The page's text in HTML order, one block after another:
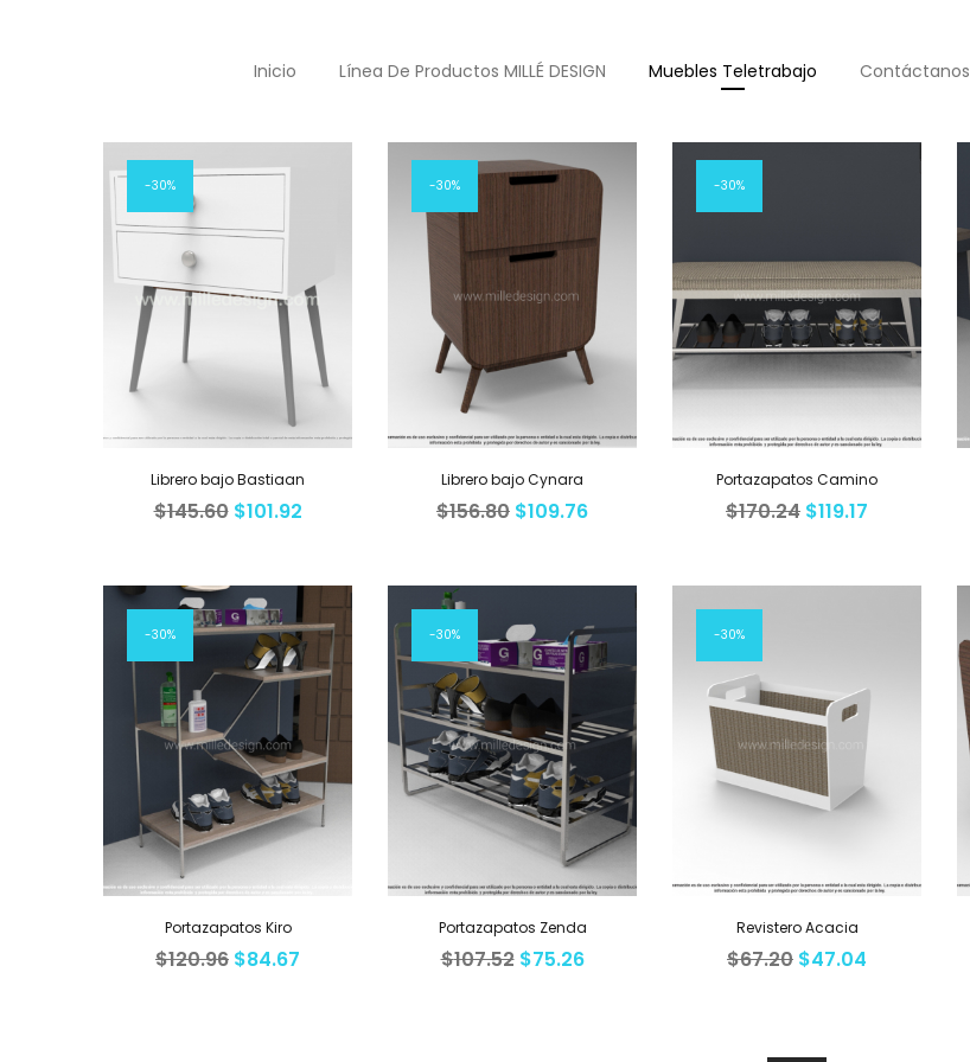
Inicio Línea De Productos MILLÉ DESIGN Muebles Teletrabajo Contáctanos
Mostrando 19–27 de 38 resultados
30%
Librero bajo Bastiaan
$145.60 $101.92
30%
Librero bajo Cynara
$156.80 $109.76
30%
Portazapatos Camino
$170.24 $119.17
30%
Portazapatos Kiro
$120.96 $84.67
30%
Portazapatos Zenda
$107.52 $75.26
30%
Revistero Acacia
$67.20 $47.04